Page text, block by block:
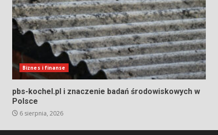
Biznes i finanse
pbs-kochel.pl i znaczenie badań środowiskowych w
Polsce
6 sierpnia, 2026